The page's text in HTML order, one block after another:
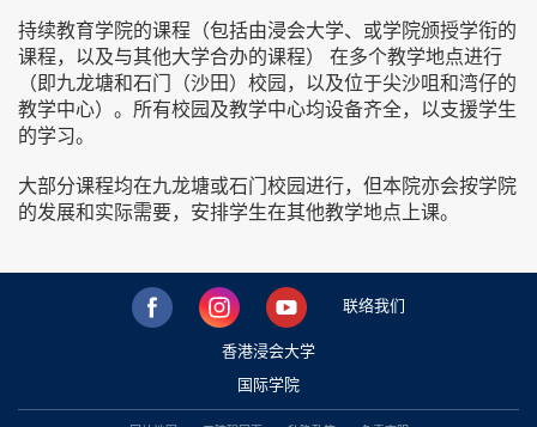
持续教育学院的课程（包括由浸会大学、或学院颁授学衔的
课程，以及与其他大学合办的课程） 在多个教学地点进行
（即九龙塘和石门（沙田）校园，以及位于尖沙咀和湾仔的
教学中心）。所有校园及教学中心均设备齐全，以支援学生
的学习。
大部分课程均在九龙塘或石门校园进行，但本院亦会按学院
的发展和实际需要，安排学生在其他教学地点上课。
联络我们
香港浸会大学
国际学院